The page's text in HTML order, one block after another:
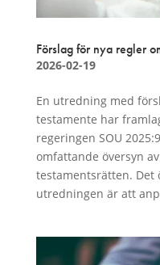
Förslag för nya regler
2026-02-19
En utredning med
testamente har
regeringen SOU
omfattande översyn
testamentsrätten. Det
utredningen är att